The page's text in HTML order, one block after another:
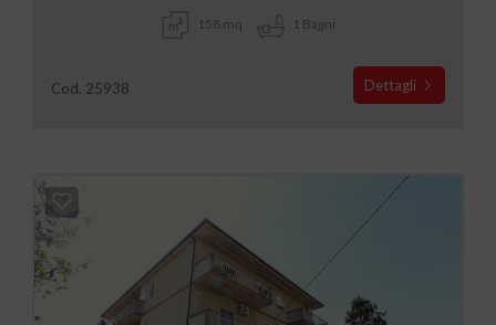
158 mq 1 Bagni
Cod. 25938 Dettagli